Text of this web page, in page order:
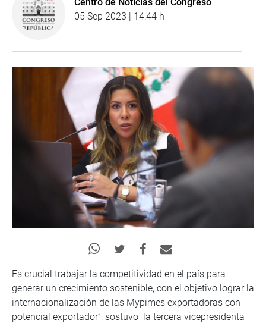
05 Sep 2023 | 14:44 h
Es crucial trabajar la competitividad en el país para
generar un crecimiento sostenible, con el objetivo lograr la
internacionalización de las Mypimes exportadoras con
potencial exportador”, sostuvo la tercera vicepresidenta